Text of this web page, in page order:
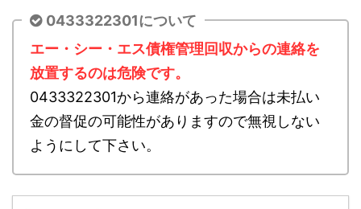
0433322301について
エー・シー・エス債権管理回収からの連絡を
放置するのは危険です。
0433322301から連絡があった場合は未払い
金の督促の可能性がありますので無視しない
ようにして下さい。